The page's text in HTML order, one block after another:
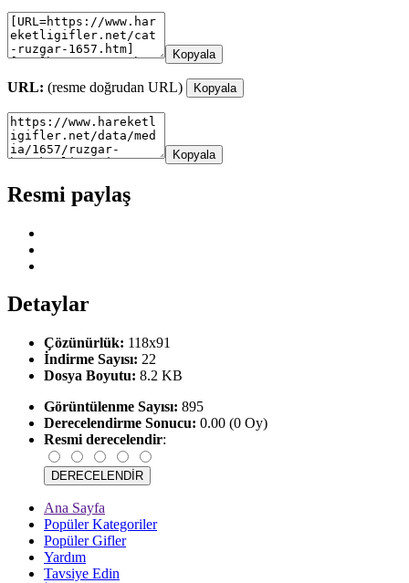
Kopyala
URL: (resme doğrudan URL) Kopyala
Kopyala
Resmi paylaş
Detaylar
Çözünürlük: 118x91
İndirme Sayısı: 22
Dosya Boyutu: 8.2 KB
Görüntülenme Sayısı: 895
Derecelendirme Sonucu: 0.00 (0 Oy)
Resmi derecelendir:
Ana Sayfa
Popüler Kategoriler
Popüler Gifler
Yardım
Tavsiye Edin